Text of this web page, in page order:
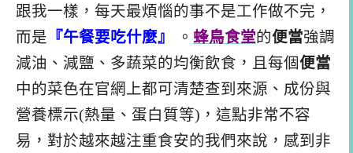
跟我一樣，每天最煩惱的事不是工作做不完，
而是 『午餐要吃什麼』 。 蜂鳥食堂的便當強調
減油、減鹽、多蔬菜的均衡飲食，且每個便當
中的菜色在官網上都可清楚查到來源、成份與
營養標示(熱量、蛋白質等)，這點非常不容
易，對於越來越注重食安的我們來說，感到非